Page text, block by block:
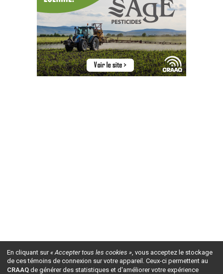
En cliquant sur« Accepter tous les cookies », vous acceptez le stockage
de ces témoins de connexion sur votre appareil. Ceux-ci permettent au
CRAAQ de générer des statistiques et d'améliorer votre expérience